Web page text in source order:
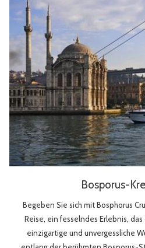
Bosporus-
Begeben Sie sich mit Bosphorus
Reise, ein fesselndes Erlebnis,
einzigartige und unvergessliche